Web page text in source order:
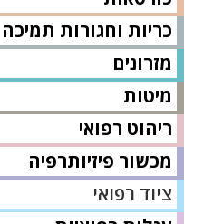
כריות וחגורות תמיכה
מזרונים
מיטות
ריהוט רפואי
מכשור פיזיותרפיה
ציוד רפואי